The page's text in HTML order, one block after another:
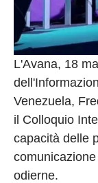
L'Avana, 18
Venezuela,
il Colloquio
capacità delle
odierne.